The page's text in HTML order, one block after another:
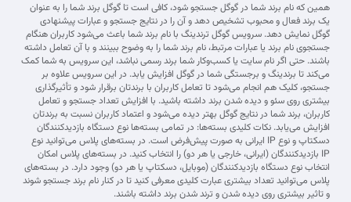
همین که نام برند شما در گوگل جستجو شود، کافی است تا گوگل برند شما را به عنوان
یک برند فعال و محبوب تشخیص دهد و آن را در نتایج جستجو و عبارات پیشنهادی
گوگل نمایش دهد. سرویس گوگل ترندینگ با نام برند شما باعث می‌شود کاربران هنگام
جستجوی نام برند یا عبارات مرتبط، نام برند شما را به وضوح ببینند و با آن تعامل داشته
باشند. حتی اگر نام سایت یا کسب‌وکار شما برند رسمی نباشد، این سرویس به شما کمک
می‌کند تا برندینگ و برجستگی شما در گوگل افزایش یابد. در این سرویس علاوه بر
جستجو، کلیک هم انجام می‌شود تا تعامل کاربران با برندتان برقرار شود و تأثیرگذاری
بیشتری روی سئو و دیده شدن برند داشته باشید. با افزایش تعداد جستجو و تعامل
کاربران، برند شما در نتایج گوگل بهتر دیده می‌شود و اعتماد کاربران نسبت به برندتان
افزایش می‌یابد. نکات کلیدی بسته‌ها: در تمامی بسته‌ها نوع دستگاه بازدیدکنندگان
دسکتاپ و نوع IP ایرانی به صورت پیش‌فرض است. در بسته‌های پلاس می‌توانید نوع
IP بازدیدکنندگان (ایرانی، خارجی یا هر دو) را انتخاب کنید. در بسته‌های پلاس امکان
انتخاب نوع دستگاه بازدیدکنندگان (موبایل، دسکتاپ یا هر دو) وجود دارد. در بسته‌های
پلاس می‌توانید تعداد بیشتری عبارت کلیدی معرفی کنید تا در کنار نام برند جستجو شوند
و تاثیر بیشتری روی دیده شدن و ترند شدن برند داشته باشند.